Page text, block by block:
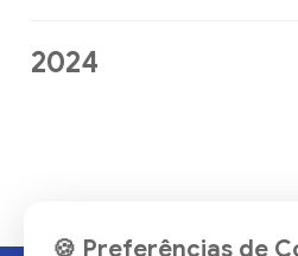
2024
🍪 Preferências de